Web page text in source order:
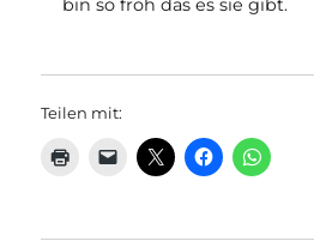
Teilen mit: